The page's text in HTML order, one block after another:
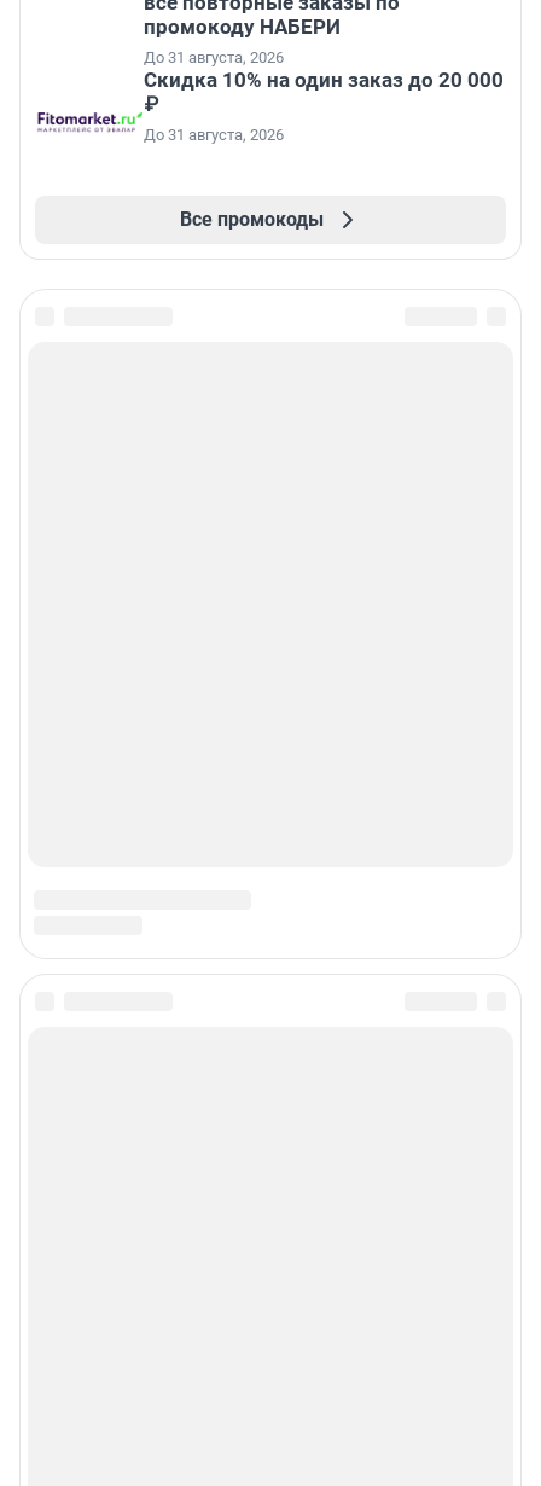
промокоду НАБЕРИ
До 31 августа, 2026
Скидка 10% на один заказ до 20 000
₽
До 31 августа, 2026
Все промокоды